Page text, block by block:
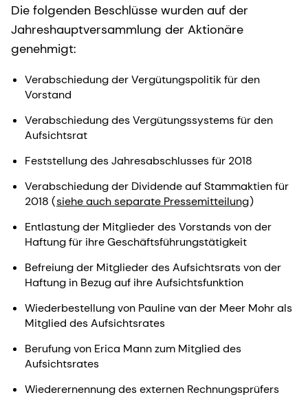
Die folgenden Beschlüsse wurden auf der
Jahreshauptversammlung der Aktionäre
genehmigt:
Verabschiedung der Vergütungspolitik für den
Vorstand
Verabschiedung des Vergütungssystems für den
Aufsichtsrat
Feststellung des Jahresabschlusses für 2018
Verabschiedung der Dividende auf Stammaktien für
2018 (siehe auch separate Pressemitteilung)
Entlastung der Mitglieder des Vorstands von der
Haftung für ihre Geschäftsführungstätigkeit
Befreiung der Mitglieder des Aufsichtsrats von der
Haftung in Bezug auf ihre Aufsichtsfunktion
Wiederbestellung von Pauline van der Meer Mohr als
Mitglied des Aufsichtsrates
Berufung von Erica Mann zum Mitglied des
Aufsichtsrates
Wiederernennung des externen Rechnungsprüfers